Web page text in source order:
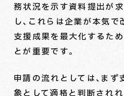
務状況を示す資料提出が
し、これらは企業が本気
支援成果を最大化するた
とが重要です。
申請の流れとしては、ま
象として適格と判断され